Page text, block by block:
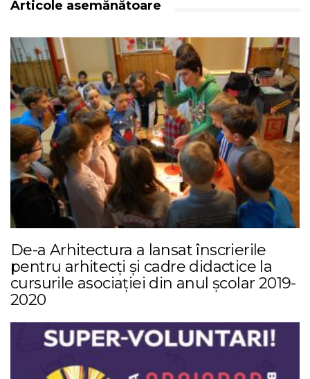
Articole asemănătoare
De-a Arhitectura a lansat înscrierile
pentru arhitecţi şi cadre didactice la
cursurile asociaţiei din anul şcolar 2019-
2020